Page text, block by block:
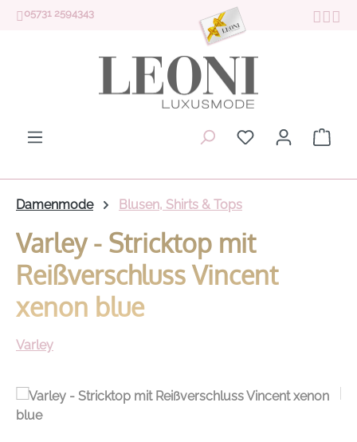
Zum Hauptinhalt springen
05731 2594343
Du hast 0
Damenmode Blusen, Shirts & Tops
Varley - Stricktop mit
Reißverschluss Vincent
xenon blue
Varley